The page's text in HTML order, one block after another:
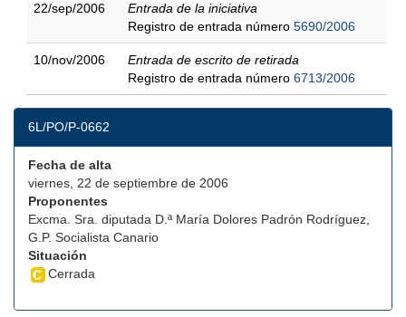
22/sep/2006
Entrada de la iniciativa
Registro de entrada número 5690/2006
10/nov/2006
Entrada de escrito de retirada
Registro de entrada número 6713/2006
6L/PO/P-0662
Fecha de alta
viernes, 22 de septiembre de 2006
Proponentes
Excma. Sra. diputada D.ª María Dolores Padrón Rodríguez,
G.P. Socialista Canario
Situación
Cerrada